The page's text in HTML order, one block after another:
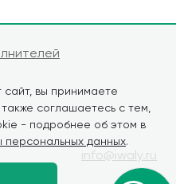
сайт, вы принимаете
также соглашаетесь с тем,
- подробнее об этом в
персональных данных.
info@iwaly.ru